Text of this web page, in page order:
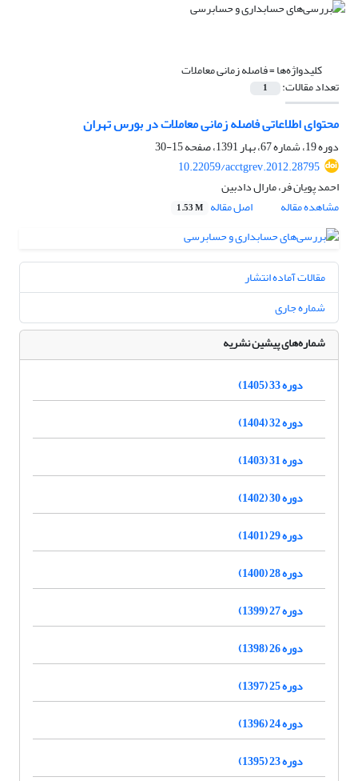
کلیدواژه‌ها =فاصله زمانی معاملات
تعداد مقالات: 1
محتوای اطلاعاتی فاصله زمانی معاملات در بورس تهران
دوره 19، شماره 67، بهار 1391، صفحه
15-30
10.22059/acctgrev.2012.28795
احمد پویان فر، مارال دادبین
مشاهده مقاله
اصل مقاله 1.53 M
مقالات آماده انتشار
شماره جاری
شماره‌های پیشین نشریه
دوره 33 (1405)
دوره 32 (1404)
دوره 31 (1403)
دوره 30 (1402)
دوره 29 (1401)
دوره 28 (1400)
دوره 27 (1399)
دوره 26 (1398)
دوره 25 (1397)
دوره 24 (1396)
دوره 23 (1395)